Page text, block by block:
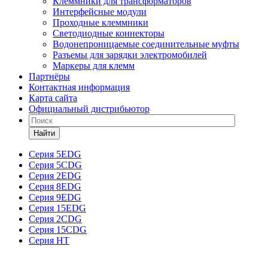
Интерфейсные модули
Проходные клеммники
Светодиодные коннекторы
Водонепроницаемые соединительные муфты
Разъемы для зарядки электромобилей
Маркеры для клемм
Партнёры
Контактная информация
Карта сайта
Официальный дистрибьютор
Найти
Серия 5EDG
Серия 5CDG
Серия 2EDG
Серия 8EDG
Серия 9EDG
Серия 15EDG
Серия 2CDG
Серия 15CDG
Серия HT